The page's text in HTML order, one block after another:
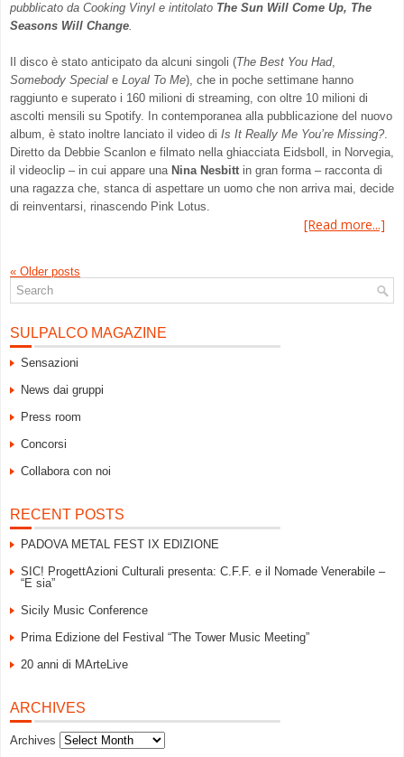
pubblicato da Cooking Vinyl e intitolato The Sun Will Come Up, The
Seasons Will Change.
Il disco è stato anticipato da alcuni singoli (The Best You Had,
Somebody Special e Loyal To Me), che in poche settimane hanno
raggiunto e superato i 160 milioni di streaming, con oltre 10 milioni di
ascolti mensili su Spotify. In contemporanea alla pubblicazione del nuovo
album, è stato inoltre lanciato il video di Is It Really Me You’re Missing?.
Diretto da Debbie Scanlon e filmato nella ghiacciata Eidsboll, in Norvegia,
il videoclip – in cui appare unaNina Nesbitt in gran forma – racconta di
una ragazza che, stanca di aspettare un uomo che non arriva mai, decide
di reinventarsi, rinascendo Pink Lotus.
[Read more...]
« Older posts
SULPALCO MAGAZINE
Sensazioni
News dai gruppi
Press room
Concorsi
Collabora con noi
RECENT POSTS
PADOVA METAL FEST IX EDIZIONE
SIC! ProgettAzioni Culturali presenta: C.F.F. e il Nomade Venerabile –
“E sia”
Sicily Music Conference
Prima Edizione del Festival “The Tower Music Meeting”
20 anni di MArteLive
ARCHIVES
Archives